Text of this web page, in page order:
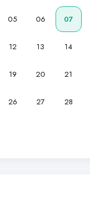
05 06 07
12 13 14
19 20 21
26 27 28